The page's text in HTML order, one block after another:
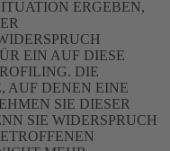
ERGEBEN,
EIN AUF DIESE
DIE
AUF DENEN EINE
SIE DIESER
SIE WIDERSPRUCH